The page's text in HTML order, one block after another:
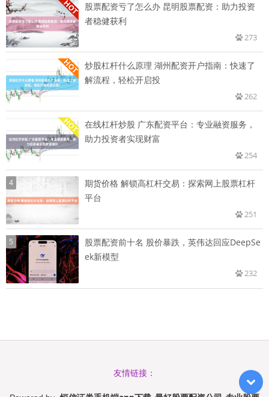
股票配资亏了怎么办 昆明股票配资：助力投资
者稳健获利
273
炒股杠杆什么原理 湖州配资开户指南：快速了
解流程，轻松开启投
262
在线杠杆炒股 广东配资平台：专业融资服务，
助力投资者实现财富
254
4
期货价格 解锁高杠杆交易：探索网上股票杠杆
平台
251
5
股票配资前十名 股价暴跌，英伟达回应DeepSe
ek新模型
232
友情链接：